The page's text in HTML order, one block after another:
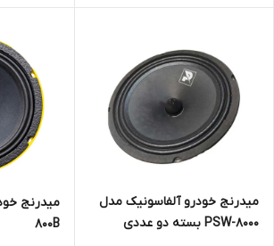
میدرنج خودرو آلفاسونیک مدل
PSW-8000 بسته دو عددی
800B